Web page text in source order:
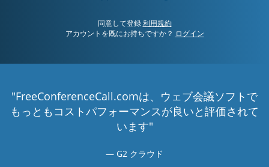
同意して登録利用規約
アカウントを既にお持ちですか？ ログイン
"FreeConferenceCall.comは、ウェブ会議ソフトで
もっともコストパフォーマンスが良いと評価されて
います"
G2 クラウド